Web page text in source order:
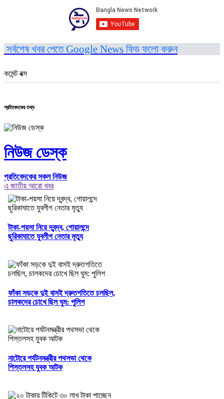
সর্বশেষ খবর পেতে Google News ফিড ফলো করুন
কমেন্ট বক্স
প্রতিবেদকের তথ্য
নিউজ ডেস্ক
প্রতিবেদকের সকল নিউজ
এ জাতীয় আরো খবর
টাকা-পয়সা নিয়ে দ্বন্দ্ব, গোয়ালন্দে
ছুরিকাঘাতে যুবলীগ নেতার মৃত্যু
ফাঁকা সড়কে দুই বাসই দ্রুতগতিতে চলছিল,
চালকদের চোখে ছিল ঘুম: পুলিশ
নাটোরে পর্যটনমন্ত্রীর পথসভা থেকে
পিস্তলসহ যুবক আটক